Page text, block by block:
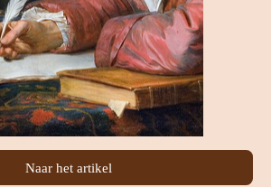
Naar het artikel